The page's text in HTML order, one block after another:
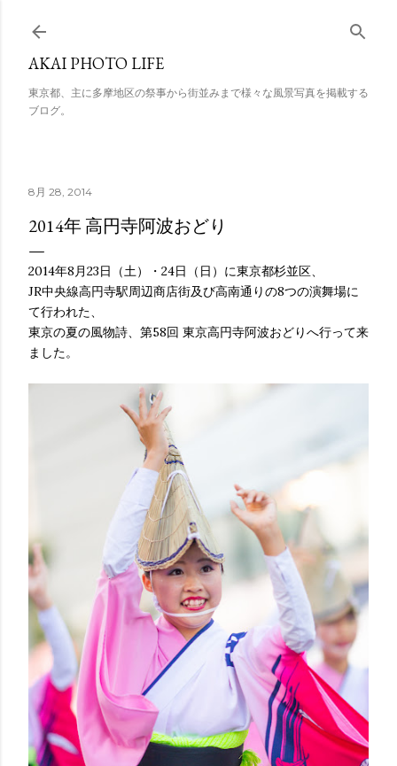
スキップしてメイン コンテンツに移動
AKAI PHOTO LIFE
東京都、主に多摩地区の祭事から街並みまで様々な風景写真を掲載する
ブログ。
8月 28, 2014
2014年 高円寺阿波おどり
2014年8月23日（土）・24日（日）に東京都杉並区、
JR中央線高円寺駅周辺商店街及び高南通りの8つの演舞場に
て行われた、
東京の夏の風物詩、第58回 東京高円寺阿波おどりへ行って来
ました。